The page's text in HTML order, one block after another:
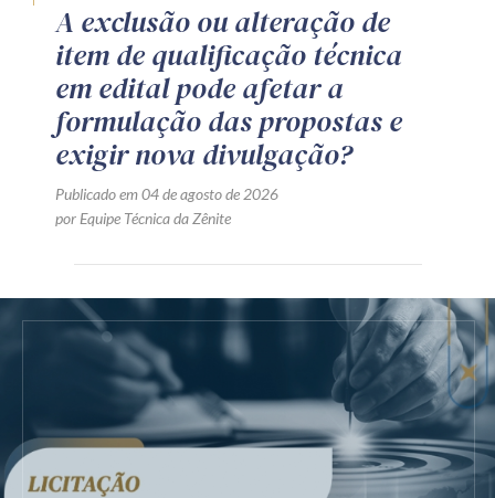
A exclusão ou alteração de
item de qualificação técnica
em edital pode afetar a
formulação das propostas e
exigir nova divulgação?
Publicado em 04 de agosto de 2026
por Equipe Técnica da Zênite